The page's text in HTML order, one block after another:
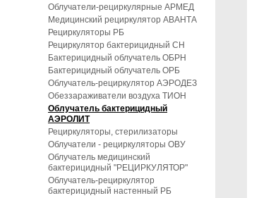
Облучатели-рециркулярные АРМЕД
Медицинский рециркулятор АВАНТА
Рециркуляторы РБ
Рециркулятор бактерицидный СН
Бактерицидный облучатель ОБРН
Бактерицидный облучатель ОРБ
Облучатель-рециркулятор АЭРОДЕЗ
Обеззараживатели воздуха ТИОН
Облучатель бактерицидный
АЭРОЛИТ
Рециркуляторы, стерилизаторы
Облучатели - рециркуляторы ОВУ
Облучатель медицинский
бактерицидный "РЕЦИРКУЛЯТОР"
Облучатель-рециркулятор
бактерицидный настенный РБ